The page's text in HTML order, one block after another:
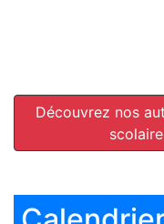
Découvrez nos